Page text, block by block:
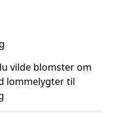
vilde blomster om
lommelygter til